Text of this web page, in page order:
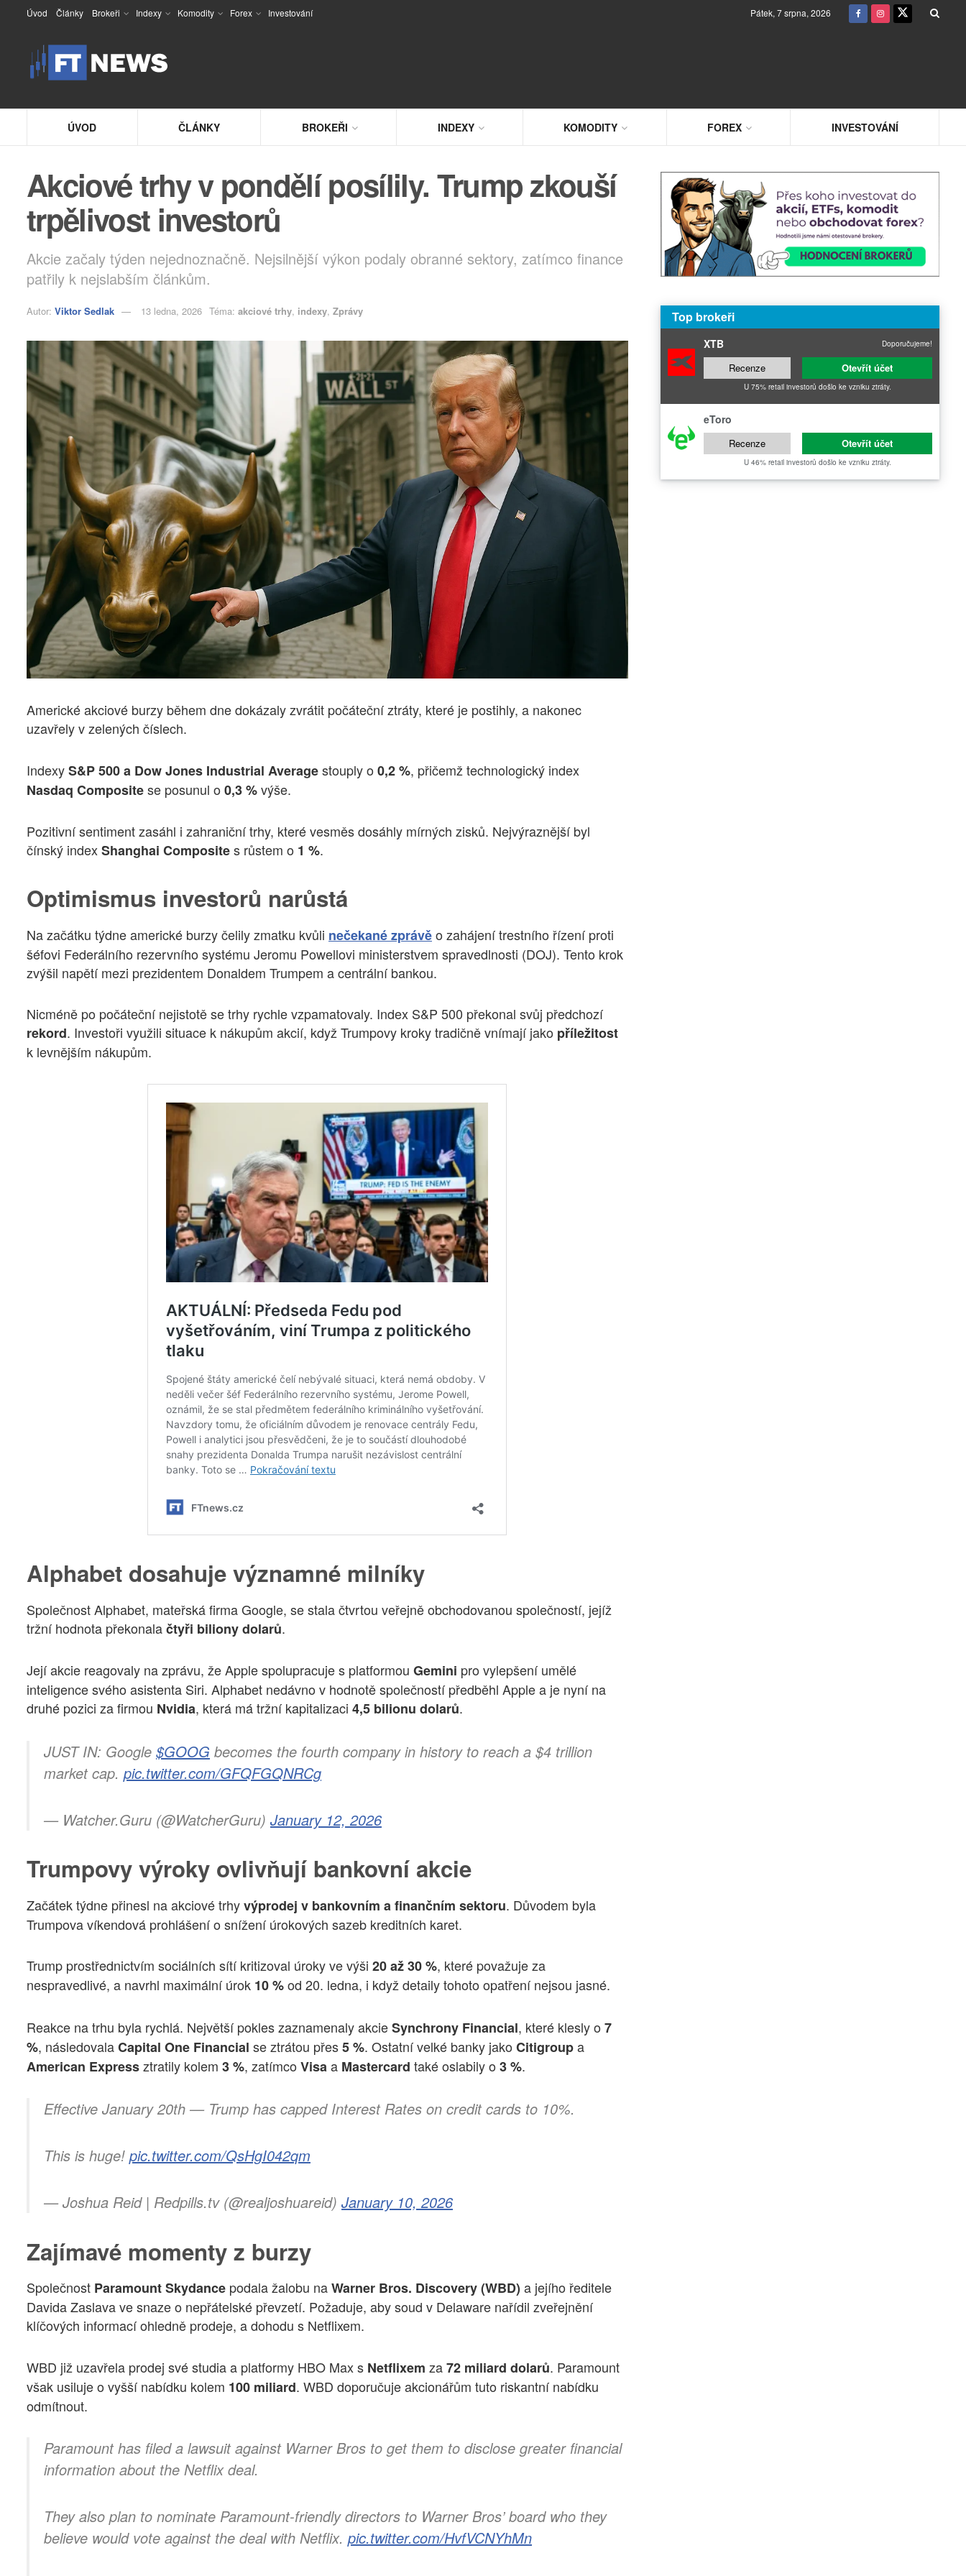
Úvod Články Brokeři Indexy Komodity Forex Investování Pátek, 7 srpna, 2026
ÚVOD ČLÁNKY BROKEŘI INDEXY KOMODITY FOREX INVESTOVÁNÍ
Akciové trhy v pondělí posílily. Trump zkouší
trpělivost investorů
Akcie začaly týden nejednoznačně. Nejsilnější výkon podaly obranné sektory, zatímco finance
patřily k nejslabším článkům.
Autor: Viktor Sedlak 13 ledna, 2026 Téma: akciové trhy, indexy, Zprávy
Americké akciové burzy během dne dokázaly zvrátit počáteční ztráty, které je postihly, a nakonec
uzavřely v zelených číslech.
IndexyS&P 500 a Dow Jones Industrial Averagestouply o 0,2 %, přičemž technologický index
Nasdaq Compositese posunul o 0,3 %výše.
Pozitivní sentiment zasáhl i zahraniční trhy, které vesměs dosáhly mírných zisků. Nejvýraznější byl
čínský indexShanghai Composites růstem o 1 %.
Optimismus investorů narůstá
Na začátku týdne americké burzy čelily zmatku kvůli nečekané zprávěo zahájení trestního řízení proti
šéfovi Federálního rezervního systému Jeromu Powellovi ministerstvem spravedlnosti (DOJ). Tento krok
zvýšil napětí mezi prezidentem Donaldem Trumpem a centrální bankou.
Nicméně po počáteční nejistotě se trhy rychle vzpamatovaly. Index S&P 500 překonal svůj předchozí
rekord. Investoři využili situace k nákupům akcií, když Trumpovy kroky tradičně vnímají jako příležitost
k levnějším nákupům.
Alphabet dosahuje významné milníky
Společnost Alphabet, mateřská firma Google, se stala čtvrtou veřejně obchodovanou společností, jejíž
tržní hodnota překonalačtyři biliony dolarů.
Její akcie reagovaly na zprávu, že Apple spolupracuje s platformou Gemini pro vylepšení umělé
inteligence svého asistenta Siri. Alphabet nedávno v hodnotě společností předběhl Apple a je nyní na
druhé pozici za firmou Nvidia, která má tržní kapitalizaci 4,5 bilionu dolarů.
JUST IN: Google $GOOG becomes the fourth company in history to reach a $4 trillion
market cap. pic.twitter.com/GFQFGQNRCg
— Watcher.Guru (@WatcherGuru) January 12, 2026
Trumpovy výroky ovlivňují bankovní akcie
Začátek týdne přinesl na akciové trhyvýprodej v bankovním a finančním sektoru. Důvodem byla
Trumpova víkendová prohlášení o snížení úrokových sazeb kreditních karet.
Trump prostřednictvím sociálních sítí kritizoval úroky ve výši 20 až 30 %, které považuje za
nespravedlivé, a navrhl maximální úrok 10 %od 20. ledna, i když detaily tohoto opatření nejsou jasné.
Reakce na trhu byla rychlá. Největší pokles zaznamenaly akcieSynchrony Financial, které klesly o 7
%, následovalaCapital One Financial se ztrátou přes5 %. Ostatní velké banky jako Citigroupa
American Expressztratily kolem 3 %, zatímco Visaa Mastercard také oslabily o 3 %.
Effective January 20th — Trump has capped Interest Rates on credit cards to 10%.
This is huge! pic.twitter.com/QsHgI042qm
— Joshua Reid | Redpills.tv (@realjoshuareid) January 10, 2026
Zajímavé momenty z burzy
Společnost Paramount Skydance podala žalobu naWarner Bros. Discovery (WBD) a jejího ředitele
Davida Zaslava ve snaze o nepřátelské převzetí. Požaduje, aby soud v Delaware nařídil zveřejnění
klíčových informací ohledně prodeje, a dohodu s Netflixem.
WBD již uzavřela prodej své studia a platformy HBO Max s Netflixem za72 miliard dolarů. Paramount
však usiluje o vyšší nabídku kolem 100 miliard. WBD doporučuje akcionářům tuto riskantní nabídku
odmítnout.
Paramount has filed a lawsuit against Warner Bros to get them to disclose greater financial
information about the Netflix deal.
They also plan to nominate Paramount-friendly directors to Warner Bros’ board who they
believe would vote against the deal with Netflix. pic.twitter.com/HvfVCNYhMn
Top brokeři
XTB Doporučujeme!
Recenze Otevřít účet
U 75% retail investorů došlo ke vzniku ztráty.
eToro
Recenze Otevřít účet
U 46% retail investorů došlo ke vzniku ztráty.